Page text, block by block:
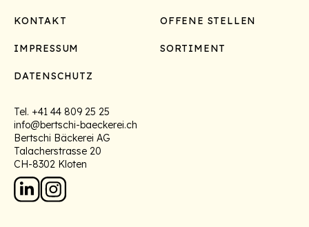
Footer
KONTAKT OFFENE STELLEN
IMPRESSUM SORTIMENT
DATENSCHUTZ
Tel. +41 44 809 25 25
info@bertschi-baeckerei.ch
Bertschi Bäckerei AG
Talacherstrasse 20
CH-8302 Kloten